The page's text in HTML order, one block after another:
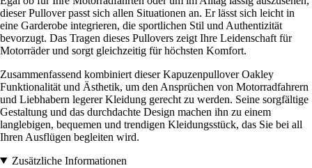
dieser Pullover passt sich allen Situationen an. Er lässt sich leicht in
eine Garderobe integrieren, die sportlichen Stil und Authentizität
bevorzugt. Das Tragen dieses Pullovers zeigt Ihre Leidenschaft für
Motorräder und sorgt gleichzeitig für höchsten Komfort.
Zusammenfassend kombiniert dieser Kapuzenpullover Oakley
Funktionalität und Ästhetik, um den Ansprüchen von Motorradfahrern
und Liebhabern legerer Kleidung gerecht zu werden. Seine sorgfältige
Gestaltung und das durchdachte Design machen ihn zu einem
langlebigen, bequemen und trendigen Kleidungsstück, das Sie bei all
Ihren Ausflügen begleiten wird.
Zusätzliche Informationen